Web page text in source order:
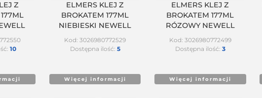
Z
10
ELMERS KLEJ Z
BROKATEM 177ML
NIEBIESKI NEWELL
Kod: 3026980772529
Dostępna ilość: 5
Więcej informacji
ELMERS KLEJ Z
BROKATEM 177ML
RÓZOWY NEWELL
Kod: 3026980772499
Dostępna ilość: 3
Więcej informacji